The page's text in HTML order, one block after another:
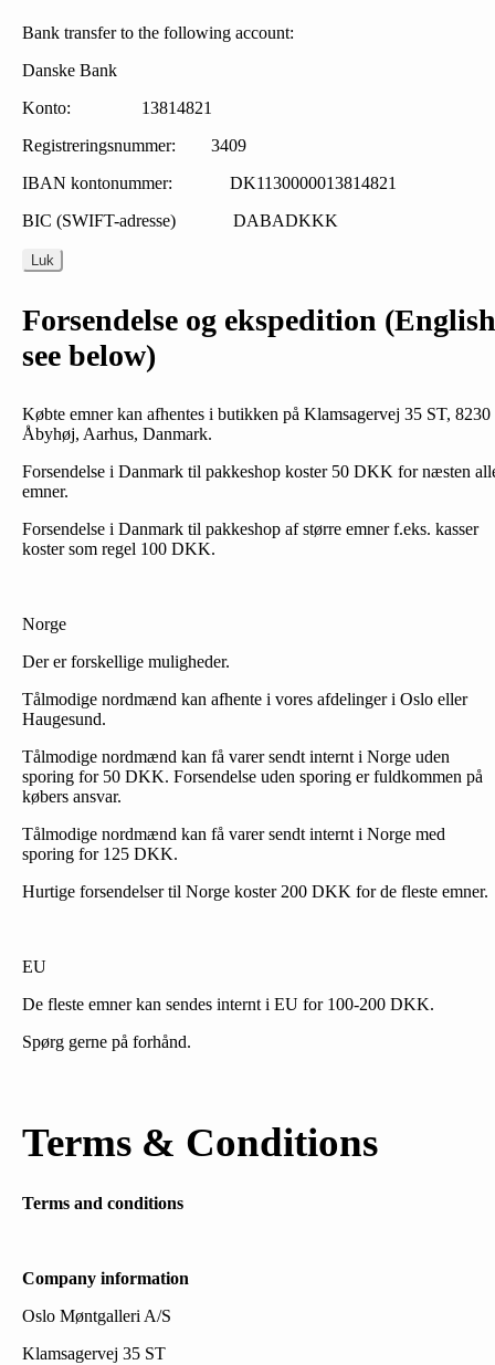
Bank transfer to the following account:
Danske Bank
Konto: 13814821
Registreringsnummer: 3409
IBAN kontonummer: DK1130000013814821
BIC (SWIFT-adresse) DABADKKK
Luk
Forsendelse og ekspedition (English
see below)
Købte emner kan afhentes i butikken på Klamsagervej 35 ST, 8230
Åbyhøj, Aarhus, Danmark.
Forsendelse i Danmark til pakkeshop koster 50 DKK for næsten
emner.
Forsendelse i Danmark til pakkeshop af større emner f.eks. kasser
koster som regel 100 DKK.
Norge
Der er forskellige muligheder.
Tålmodige nordmænd kan afhente i vores afdelinger i Oslo eller
Haugesund.
Tålmodige nordmænd kan få varer sendt internt i Norge uden
sporing for 50 DKK. Forsendelse uden sporing er fuldkommen på
købers ansvar.
Tålmodige nordmænd kan få varer sendt internt i Norge med
sporing for 125 DKK.
Hurtige forsendelser til Norge koster 200 DKK for de fleste emner.
EU
De fleste emner kan sendes internt i EU for 100-200 DKK.
Spørg gerne på forhånd.
Terms & Conditions
Terms and conditions
Company information
Oslo Møntgalleri A/S
Klamsagervej 35 ST